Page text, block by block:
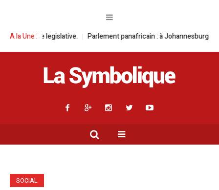
A la Une :panafricain : à Johannesburg, Aimé Boji Sangara multiplie les
SOCIAL